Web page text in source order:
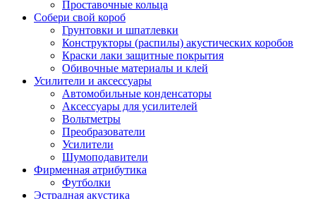
Проставочные кольца
Собери свой короб
Грунтовки и шпатлевки
Конструкторы (распилы) акустических коробов
Краски лаки защитные покрытия
Обивочные материалы и клей
Усилители и аксессуары
Автомобильные конденсаторы
Аксессуары для усилителей
Вольтметры
Преобразователи
Усилители
Шумоподавители
Фирменная атрибутика
Футболки
Эстрадная акустика